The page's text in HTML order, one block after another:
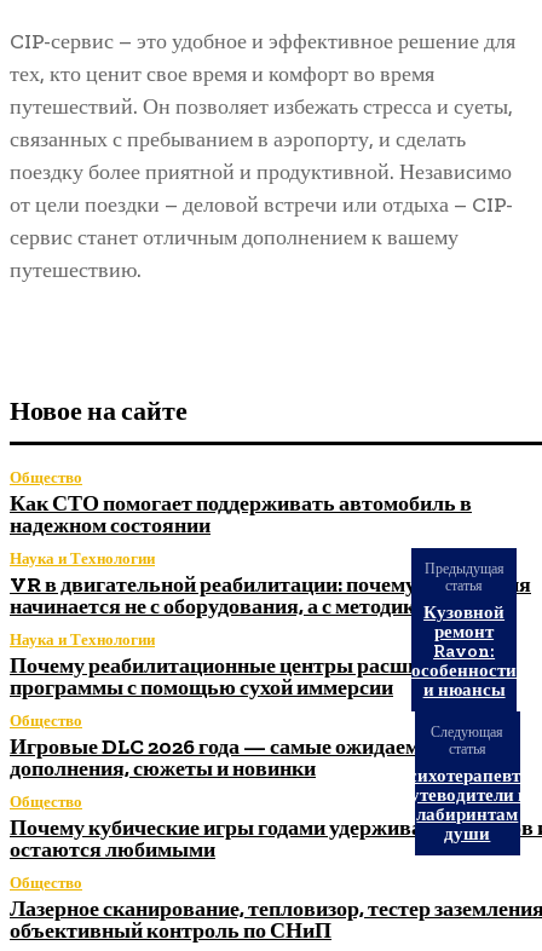
CIP-сервис – это удобное и эффективное решение для
тех, кто ценит свое время и комфорт во время
путешествий. Он позволяет избежать стресса и суеты,
связанных с пребыванием в аэропорту, и сделать
поездку более приятной и продуктивной. Независимо
от цели поездки – деловой встречи или отдыха – CIP-
сервис станет отличным дополнением к вашему
путешествию.
Новое на сайте
Общество
Как СТО помогает поддерживать автомобиль в
надежном состоянии
Наука и Технологии
VR в двигательной реабилитации: почему технология
начинается не с оборудования, а с методики
Наука и Технологии
Почему реабилитационные центры расширяют
программы с помощью сухой иммерсии
Общество
Игровые DLC 2026 года — самые ожидаемые
дополнения, сюжеты и новинки
Общество
Почему кубические игры годами удерживают игроков
остаются любимыми
Общество
Лазерное сканирование, тепловизор, тестер
объективный контроль по СНиП
Предыдущая
статья
Кузовной
ремонт
Ravon:
особенности
и нюансы
Следующая
статья
Психотерапевты:
Путеводители по
лабиринтам
души